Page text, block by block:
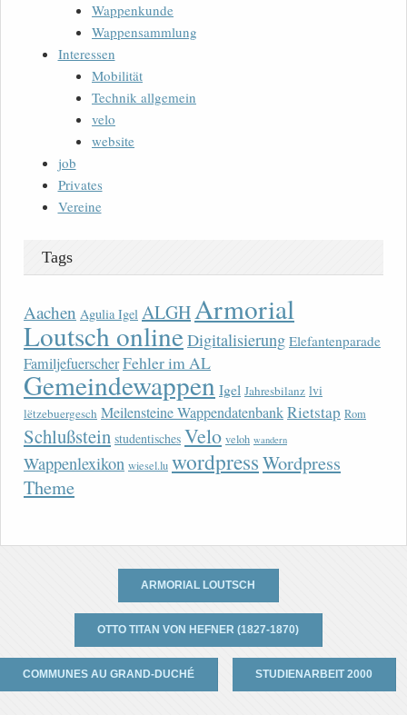
Wappenkunde
Wappensammlung
Interessen
Mobilität
Technik allgemein
velo
website
job
Privates
Vereine
Tags
Aachen Agulia Igel ALGHArmorial
Loutsch onlineDigitalisierung Elefantenparade
FamiljefuerscherFehler im AL
Gemeindewappen Igel Jahresbilanz lvi
lëtzebuergesch Meilensteine WappendatenbankRietstap Rom
Schlußstein studentisches Velo veloh wandern
Wappenlexikon wiesel.lu wordpressWordpress
Theme
ARMORIAL LOUTSCH
OTTO TITAN VON HEFNER (1827-1870)
COMMUNES AU GRAND-DUCHÉ STUDIENARBEIT 2000